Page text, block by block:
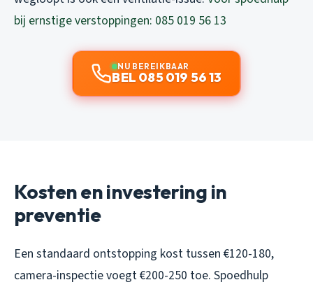
bij ernstige verstoppingen: 085 019 56 13
NU BEREIKBAAR
BEL 085 019 56 13
Kosten en investering in
preventie
Een standaard ontstopping kost tussen €120-180,
camera-inspectie voegt €200-250 toe. Spoedhulp